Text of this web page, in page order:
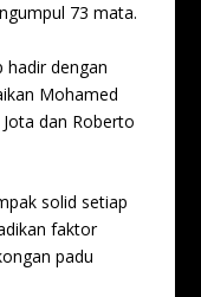
73 mata.
hadir dengan
Mohamed
dan Roberto
solid setiap
faktor
padu